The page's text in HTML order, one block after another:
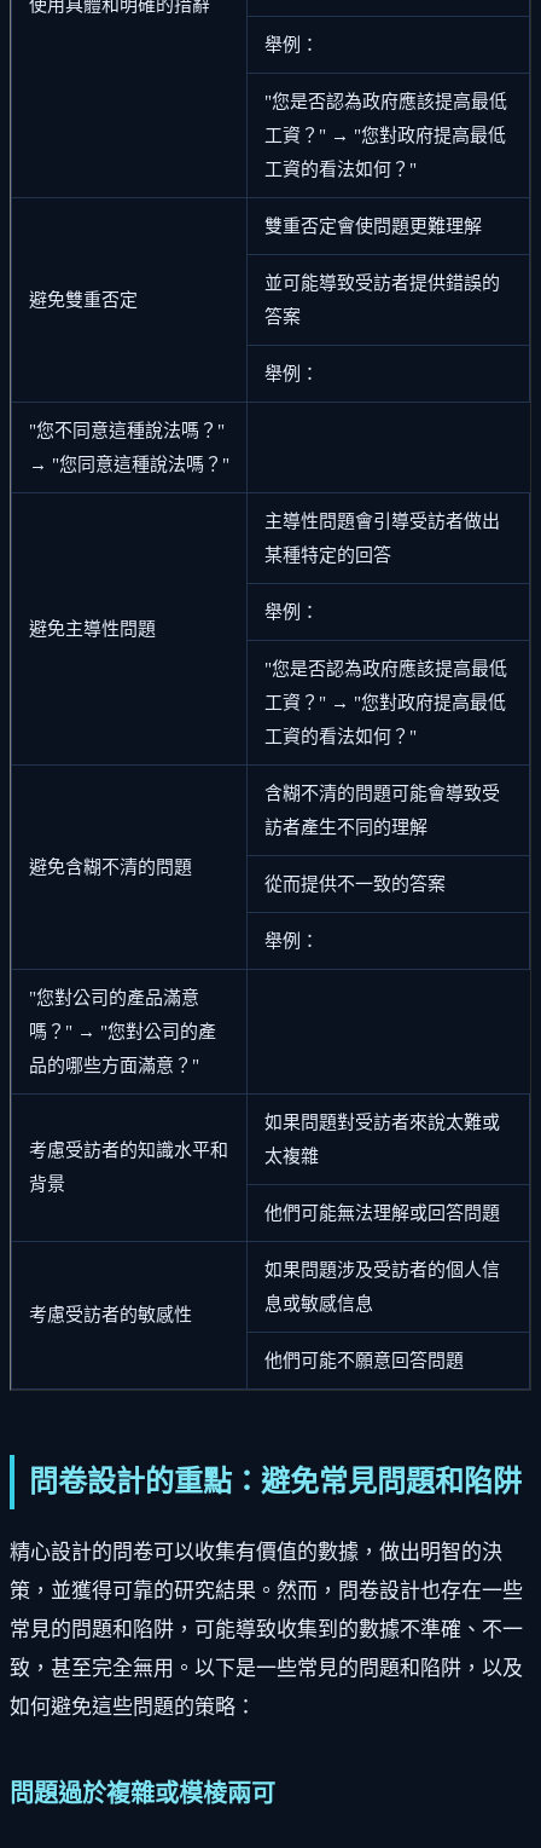
使用具體和明確的措辭
舉例：
"您是否認為政府應該提高最低
工資？" → "您對政府提高最低
工資的看法如何？"
避免雙重否定
雙重否定會使問題更難理解
並可能導致受訪者提供錯誤的
答案
舉例：
"您不同意這種說法嗎？"
→ "您同意這種說法嗎？"
避免主導性問題
主導性問題會引導受訪者做出
某種特定的回答
舉例：
"您是否認為政府應該提高最低
工資？" → "您對政府提高最低
工資的看法如何？"
避免含糊不清的問題
含糊不清的問題可能會導致受
訪者產生不同的理解
從而提供不一致的答案
舉例：
"您對公司的產品滿意
嗎？" → "您對公司的產
品的哪些方面滿意？"
考慮受訪者的知識水平和
背景
如果問題對受訪者來說太難或
太複雜
他們可能無法理解或回答問題
考慮受訪者的敏感性
如果問題涉及受訪者的個人信
息或敏感信息
他們可能不願意回答問題
問卷設計的重點：避免常見問題和陷阱
精心設計的問卷可以收集有價值的數據，做出明智的決
策，並獲得可靠的研究結果。然而，問卷設計也存在一些
常見的問題和陷阱，可能導致收集到的數據不準確、不一
致，甚至完全無用。以下是一些常見的問題和陷阱，以及
如何避免這些問題的策略：
問題過於複雜或模棱兩可